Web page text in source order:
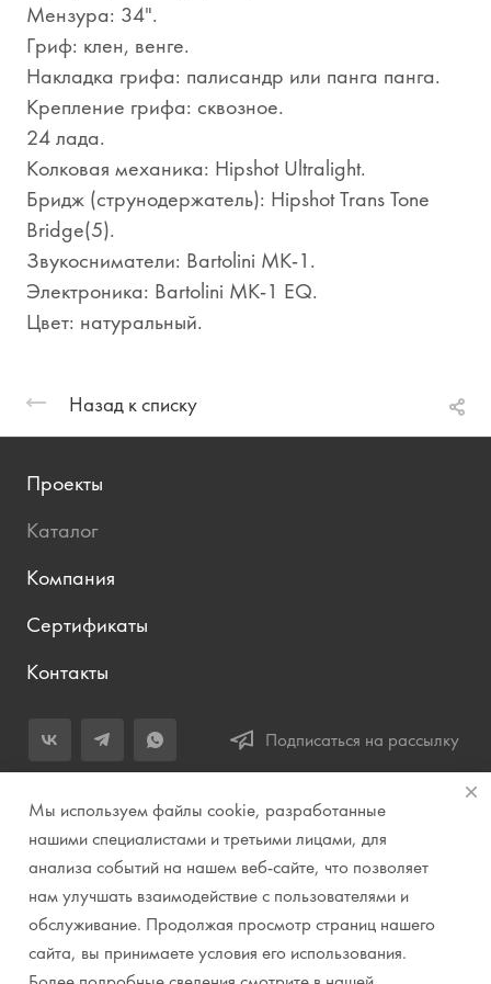
Мензура: 34".
Гриф: клен, венге.
Накладка грифа: палисандр или панга панга.
Крепление грифа: сквозное.
24 лада.
Колковая механика: Hipshot Ultralight.
Бридж (струнодержатель): Hipshot Trans Tone
Bridge(5).
Звукосниматели: Bartolini MK-1.
Электроника: Bartolini MK-1 EQ.
Цвет: натуральный.
Назад к списку
Проекты
Каталог
Компания
Сертификаты
Контакты
Подписаться на рассылку
+7 (343) 283-04-11
Заказать звонок
info@prirodazvuka.ru
620144, г. Екатеринбург, ул. Хохрякова, д. 98, салон 27, ТЦ
«Весенний», 2 этаж, Центральный вход с ул. Куйбышева
Мы используем файлы cookie, разработанные
нашими специалистами и третьими лицами, для
анализа событий на нашем веб-сайте, что позволяет
нам улучшать взаимодействие с пользователями и
обслуживание. Продолжая просмотр страниц нашего
сайта, вы принимаете условия его использования.